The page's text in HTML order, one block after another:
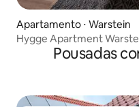
Apartamento ⋅ Warstein
Hygge Apartment
Pousadas